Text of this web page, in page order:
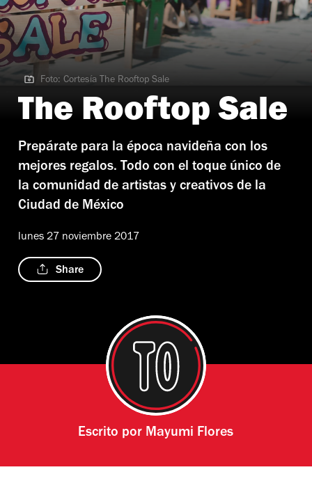
Foto: Cortesía The Rooftop Sale
Foto: Cortesía The Rooftop Sale
The Rooftop Sale
Prepárate para la época navideña con los
mejores regalos. Todo con el toque único de
la comunidad de artistas y creativos de la
Ciudad de México
lunes 27 noviembre 2017
Share
Escrito por Mayumi Flores